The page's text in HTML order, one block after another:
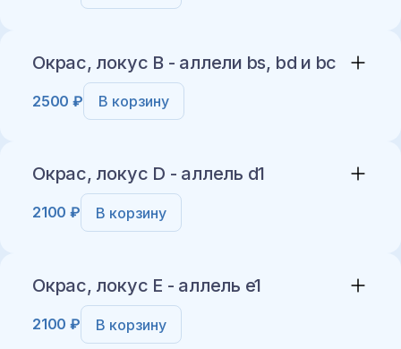
Окрас, локус B - аллели bs, bd и bc
2500 ₽ В корзину
Окрас, локус D - аллель d1
2100 ₽ В корзину
Окрас, локус E - аллель e1
2100 ₽ В корзину